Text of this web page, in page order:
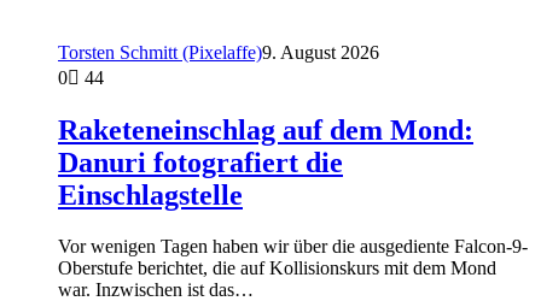
Torsten Schmitt (Pixelaffe)9. August 2026
0
44
Raketeneinschlag auf dem Mond:
Danuri fotografiert die
Einschlagstelle
Vor wenigen Tagen haben wir über die ausgediente Falcon-9-
Oberstufe berichtet, die auf Kollisionskurs mit dem Mond
war. Inzwischen ist das…